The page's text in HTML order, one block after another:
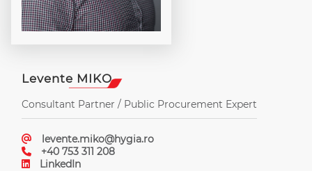
Levente MIKO
Consultant Partner / Public Procurement Expert
levente.miko@hygia.ro
+40 753 311 208
LinkedIn